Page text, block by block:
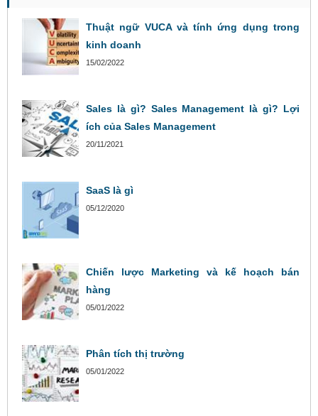
Thuật ngữ VUCA và tính ứng dụng trong
kinh doanh
15/02/2022
Sales là gì? Sales Management là gì? Lợi
ích của Sales Management
20/11/2021
SaaS là gì
05/12/2020
Chiến lược Marketing và kế hoạch bán
hàng
05/01/2022
Phân tích thị trường
05/01/2022